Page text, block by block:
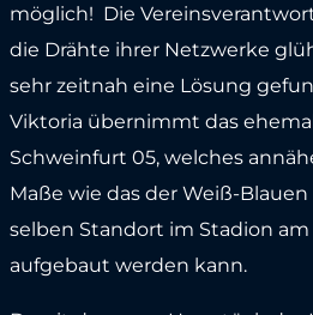
möglich! Die
die Drähte ihrer Netzwerke
sehr zeitnah eine Lösung
Viktoria übernimmt das
Schweinfurt 05, welches
Maße wie das der Weiß-
selben Standort im Stadion
aufgebaut werden kann.